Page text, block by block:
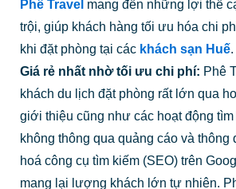
Phê Travel mang đến những lợi thế
trội, giúp khách hàng tối ưu hóa chi
khi đặt phòng tại các khách sạn Huế.
Giá rẻ nhất nhờ tối ưu chi phí: Phê
khách du lịch đặt phòng rất lớn qua
giới thiệu cũng như các hoạt động
không thông qua quảng cáo và thông
hoá công cụ tìm kiếm (SEO) trên
mang lại lượng khách lớn tự nhiên.